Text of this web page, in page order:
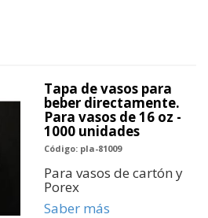
Tapa de vasos para
beber directamente.
Para vasos de 16 oz -
1000 unidades
Código: pla-81009
Para vasos de cartón y
Porex
Saber más